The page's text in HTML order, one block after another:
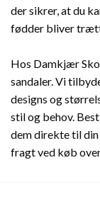
der sikrer, at du
fødder bliver
Hos Damkjær
sandaler. Vi
designs og
stil og behov.
dem direkte til
fragt ved køb over